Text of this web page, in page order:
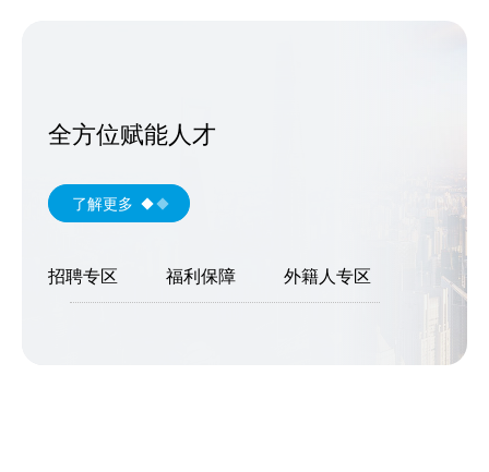
全方位赋能人才
了解更多
招聘专区 福利保障 外籍人专区